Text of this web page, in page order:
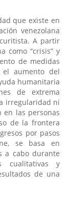
que existe en
venezolana
A partir
como “crisis” y
de medidas
aumento del
humanitaria
de extrema
irregularidad ni
en las personas
de la frontera
por pasos
se basa en
a cabo durante
cualitativas y
de una